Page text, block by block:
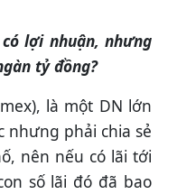
lợi nhuận, nhưng
tỷ đồng?
là một DN lớn
nhưng phải chia sẻ
nên nếu có lãi tới
số lãi đó đã bao